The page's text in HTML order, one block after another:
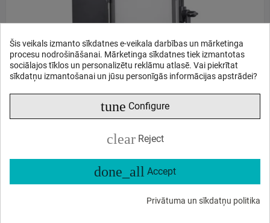
Šis veikals izmanto sīkdatnes e-veikala darbības un mārketinga
procesu nodrošināšanai. Mārketinga sīkdatnes tiek izmantotas
sociālajos tīklos un personalizētu reklāmu atlasē. Vai piekrītat
sīkdatņu izmantošanai un jūsu personīgās informācijas apstrādei?
tune Configure
clear Reject
done_all Accept
Privātuma un sīkdatņu politika
Swit S-2430C 100W Bi-color LED Paneļa Gaisma
€1299,
Pēc pieprasījuma. Piegādes laiks no 3 nedēļām.